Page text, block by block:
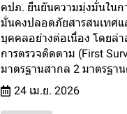
คปภ. ยืนยันความมุ่งมั่นในก
มั่นคงปลอดภัยสารสนเทศ
บุคคลอย่างต่อเนื่อง โดยล่
การตรวจติดตาม (First
มาตรฐานสากล 2 มาตรฐา
24 เม.ย. 2026